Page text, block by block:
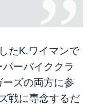
たK.ワイマンで
ーバイククラ
ズの両方に参
戦に専念するだ